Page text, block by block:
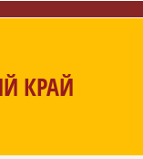
КРАЙ